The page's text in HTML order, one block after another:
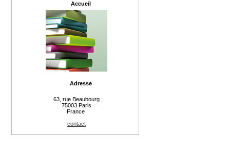
Accueil
Adresse
63, rue Beaubourg
75003 Paris
France
contact